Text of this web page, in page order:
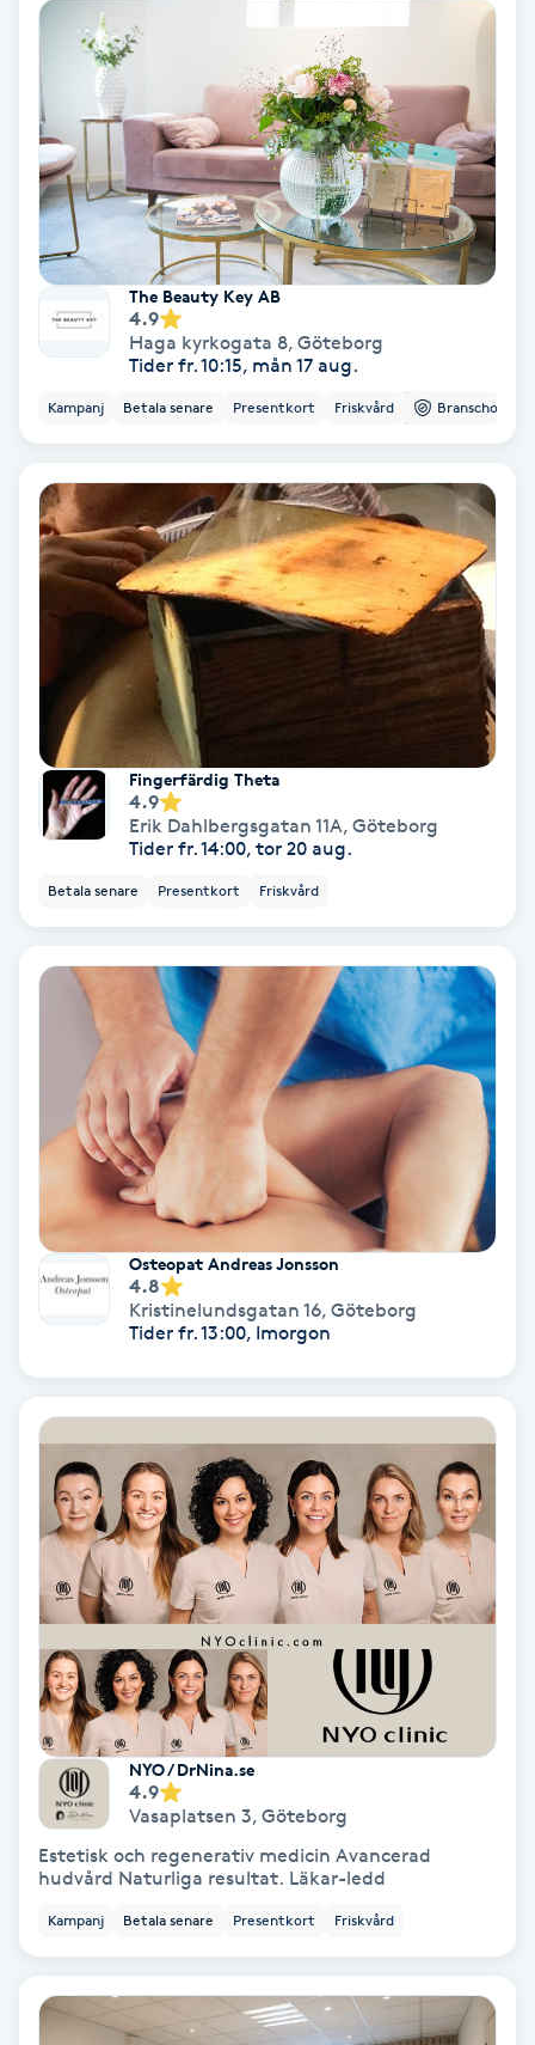
Gel naglar
Gelenaglar
Gellack
Gellack med förstärkning
Gravidmassage
Gruppträning
Gua Sha-massage
Hatha Yoga
Headspa
Healing
Herrklippning
HIFU
Hollywood Peel
Hot Stone Massage
Hot yoga
Hudföryngring
Huduppstramning
Hudvård
Hyperhidros
Hypnos
Hårborttagning
Hårbottenbehandling
Hårförlängning
Hårvård
Hälsa
Hälsprickor
Idrottsmassage
The Beauty Key AB
4.9
Haga kyrkogata 8, Göteborg
Tider fr. 10:15, mån 17 aug.
Kampanj Betala senare Presentkort Friskvård Branschorg.
Fingerfärdig Theta
4.9
Erik Dahlbergsgatan 11A, Göteborg
Tider fr. 14:00, tor 20 aug.
Betala senare Presentkort Friskvård
Osteopat Andreas Jonsson
4.8
Kristinelundsgatan 16, Göteborg
Tider fr. 13:00, Imorgon
NYO / DrNina.se
4.9
Vasaplatsen 3, Göteborg
Estetisk och regenerativ medicin Avancerad
hudvård Naturliga resultat. Läkar-ledd
Kampanj Betala senare Presentkort Friskvård